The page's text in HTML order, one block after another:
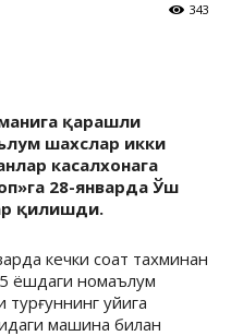
343
қарашли
шахслар икки
касалхонага
28-январда Ўш
қилишди.
кечки соат тахминан
ёшдаги номаълум
уйига
машина билан